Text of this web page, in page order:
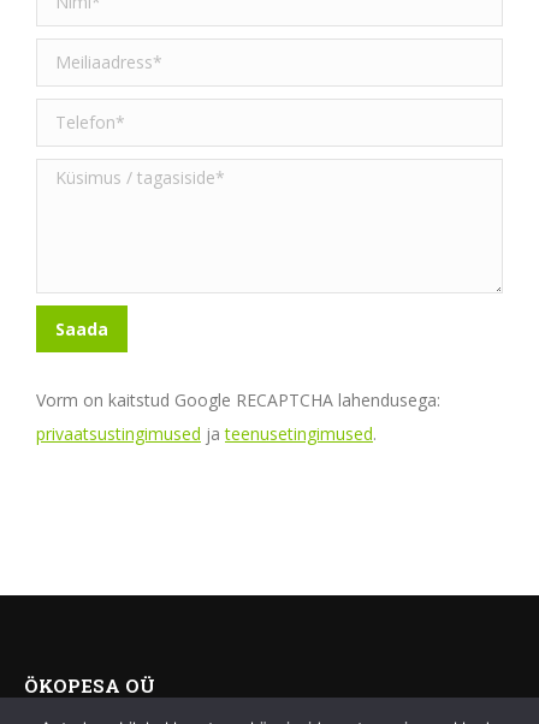
Vorm on kaitstud Google RECAPTCHA lahendusega:
privaatsustingimused jateenusetingimused.
ÖKOPESA OÜ